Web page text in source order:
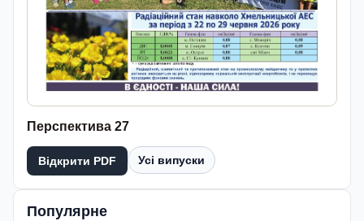
Перспектива 27
Відкрити PDF Усі випуски
Популярне